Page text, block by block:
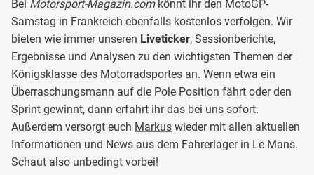
Bei Motorsport-Magazin.com könnt ihr den MotoGP-
Samstag in Frankreich ebenfalls kostenlos verfolgen. Wir
bieten wie immer unseren Liveticker, Sessionberichte,
Ergebnisse und Analysen zu den wichtigsten Themen der
Königsklasse des Motorradsportes an. Wenn etwa ein
Überraschungsmann auf die Pole Position fährt oder den
Sprint gewinnt, dann erfahrt ihr das bei uns sofort.
Außerdem versorgt euch Markus wieder mit allen aktuellen
Informationen und News aus dem Fahrerlager in Le Mans.
Schaut also unbedingt vorbei!